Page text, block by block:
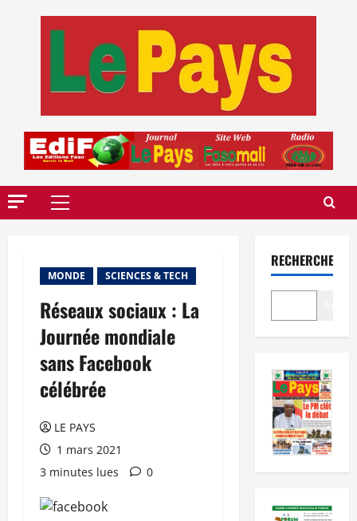
Menu
MONDE SCIENCES & TECH
Réseaux sociaux : La
Journée mondiale
sans Facebook
célébrée
LE PAYS
1 mars 2021
3 minutes lues
0
RECHERCHER